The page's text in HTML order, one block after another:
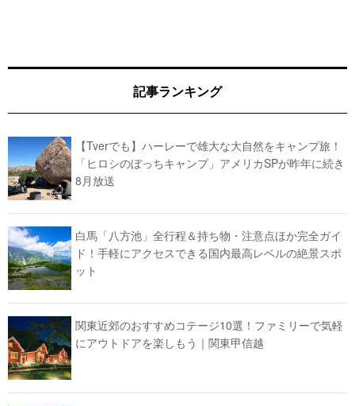
記事ランキング
【Tverでも】ハーレーで雄大な大自然をキャンプ旅！
「ヒロシのぼっちキャンプ」アメリカSPが昨年に続き
8月放送
白馬「八方池」全行程＆持ち物・注意点ほか完全ガイ
ド！手軽にアクセスできる国内最高レベルの絶景スポ
ット
関東近郊のおすすめコテージ10選！ファミリーで気軽
にアウトドアを楽しもう｜関東甲信越